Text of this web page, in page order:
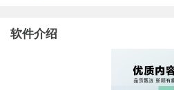
软件介绍